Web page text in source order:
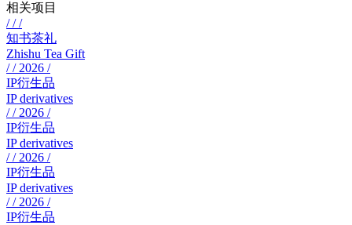
相关项目
/ / /
知书茶礼
Zhishu Tea Gift
/ / 2026 /
IP衍生品
IP derivatives
/ / 2026 /
IP衍生品
IP derivatives
/ / 2026 /
IP衍生品
IP derivatives
/ / 2026 /
IP衍生品